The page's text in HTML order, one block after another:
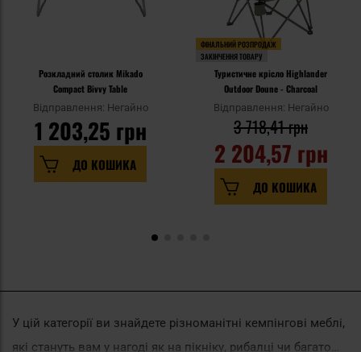
Розкладний столик Mikado
Compact Bivvy Table
Відправлення: Негайно
1 203,25 грн
ДО КОШИКА
ФІНАЛЬНИЙ РОЗПРОДАЖ
ЗАКІНЧЕННЯ ТОВАРУ
Туристичне крісло Highlander
Outdoor Doune - Charcoal
Відправлення: Негайно
2 204,57 грн
3 718,41 грн
ДО КОШИКА
У цій категорії ви знайдете різноманітні кемпінгові меблі,
які стануть вам у нагоді як на пікніку, рибалці чи багато